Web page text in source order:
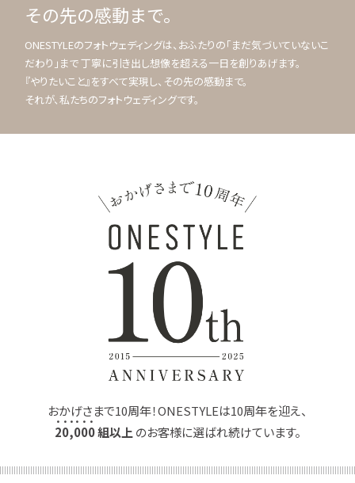
その先の感動まで。
ONESTYLEのフォトウェディングは、おふたりの「まだ気づいていないこ
だわり」まで 丁寧に引き出し想像を超える一日を創りあげます。
『やりたいこと』をすべて実現し、その先の感動まで。
それが、私たちのフォトウェディングです。
おかげさまで10周年！ONESTYLEは10周年を迎え、
20,000組以上 のお客様に選ばれ続けています。